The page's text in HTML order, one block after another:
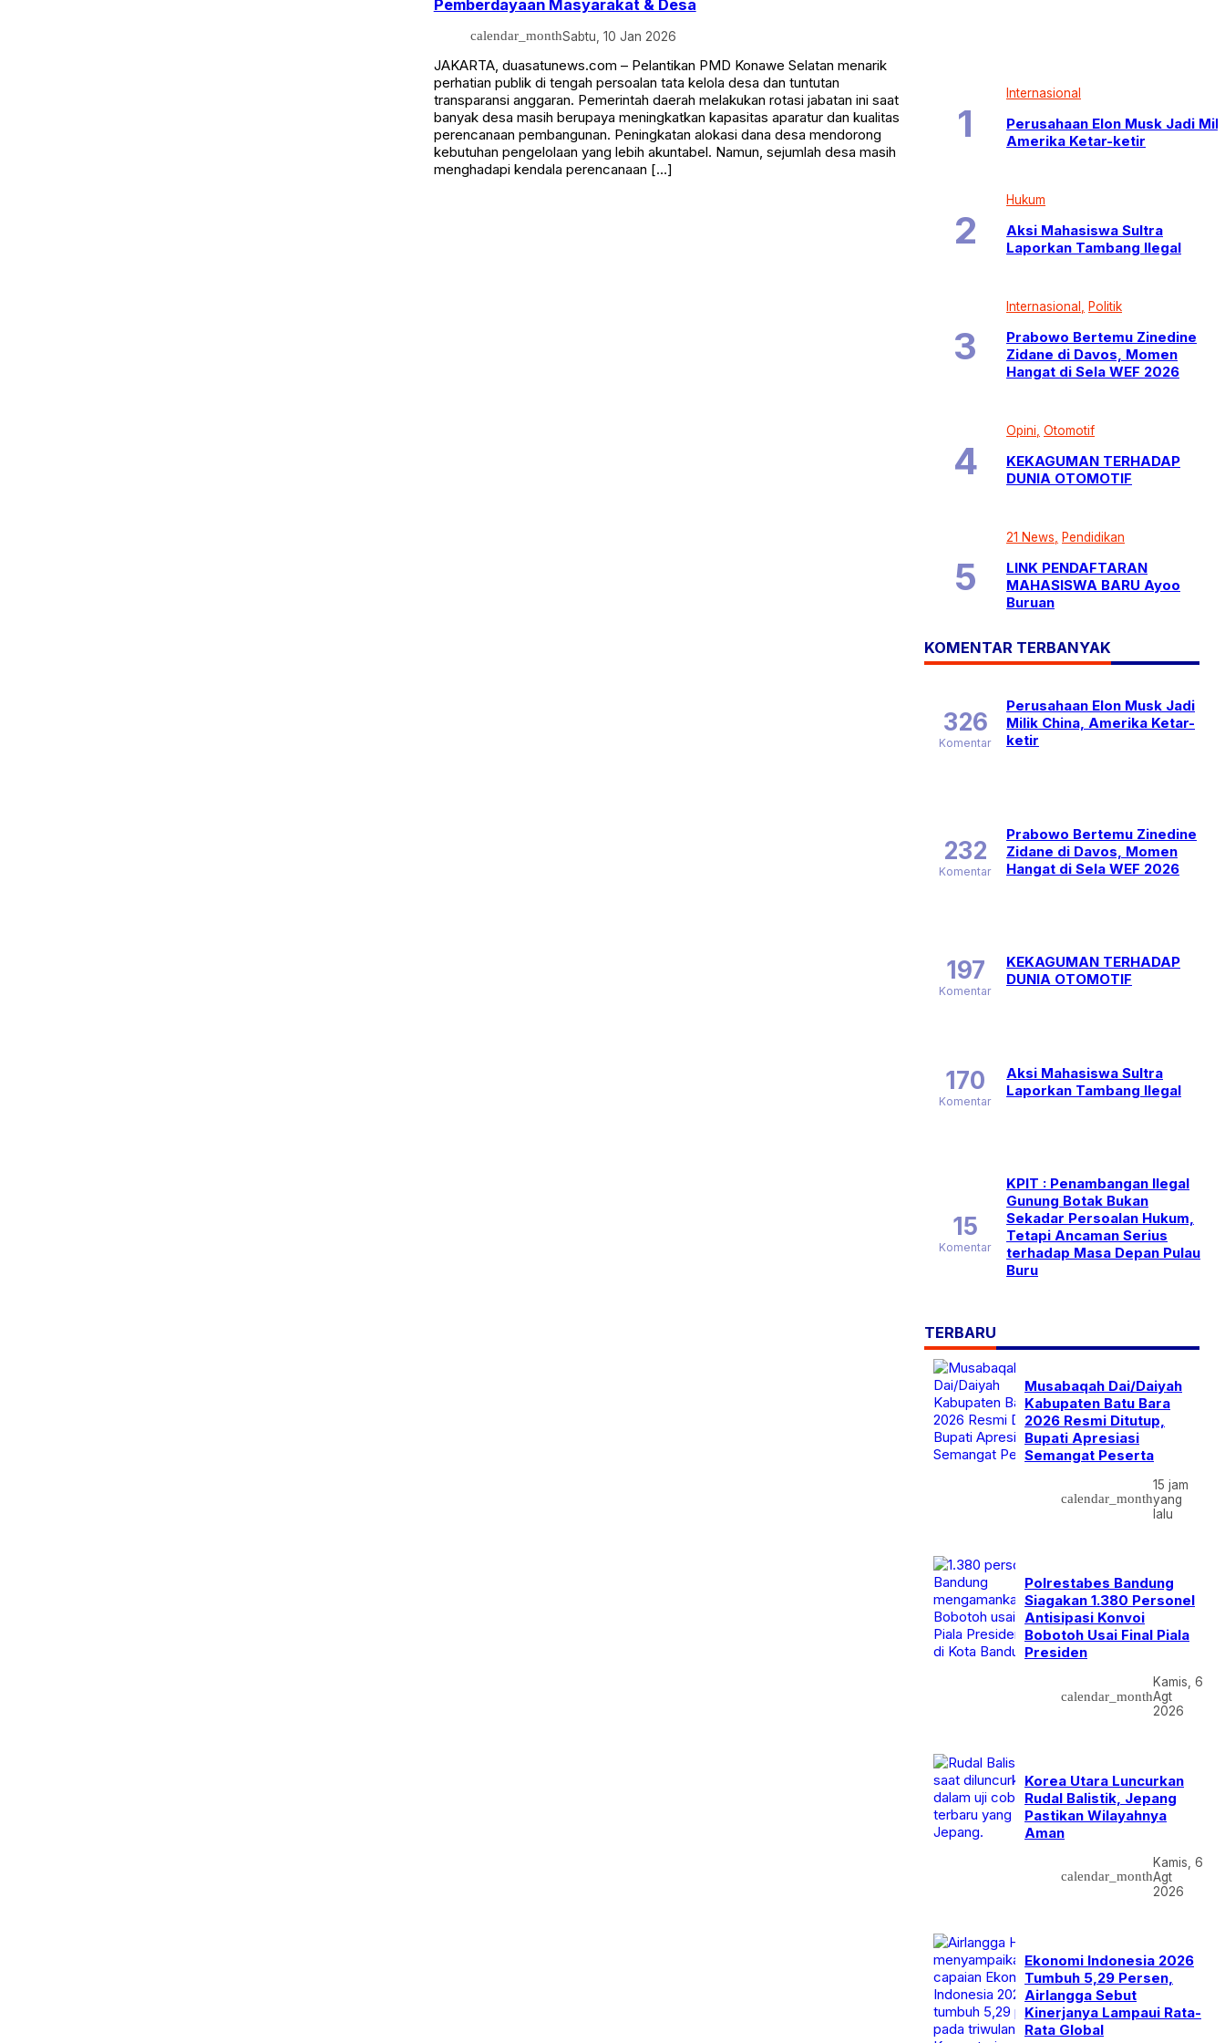
Pemberdayaan Masyarakat & Desa
calendar_monthSabtu, 10 Jan 2026
JAKARTA, duasatunews.com – Pelantikan PMD Konawe Selatan menarik
perhatian publik di tengah persoalan tata kelola desa dan tuntutan
transparansi anggaran. Pemerintah daerah melakukan rotasi jabatan ini saat
banyak desa masih berupaya meningkatkan kapasitas aparatur dan kualitas
perencanaan pembangunan. Peningkatan alokasi dana desa mendorong
kebutuhan pengelolaan yang lebih akuntabel. Namun, sejumlah desa masih
menghadapi kendala perencanaan […]
Internasional
Perusahaan Elon Musk Jadi
Amerika Ketar-ketir
Hukum
Aksi Mahasiswa Sultra
Laporkan Tambang Ilegal
Internasional Politik
Prabowo Bertemu Zinedine
Zidane di Davos, Momen
Hangat di Sela WEF 2026
Opini Otomotif
KEKAGUMAN TERHADAP
DUNIA OTOMOTIF
21 News Pendidikan
LINK PENDAFTARAN
MAHASISWA BARU Ayoo
Buruan
KOMENTAR TERBANYAK
Perusahaan Elon Musk Jadi
Milik China, Amerika Ketar-
ketir
326
Komentar
Prabowo Bertemu Zinedine
Zidane di Davos, Momen
Hangat di Sela WEF 2026
232
Komentar
KEKAGUMAN TERHADAP
DUNIA OTOMOTIF
197
Komentar
Aksi Mahasiswa Sultra
Laporkan Tambang Ilegal
170
Komentar
KPIT : Penambangan Ilegal
Gunung Botak Bukan
Sekadar Persoalan Hukum,
Tetapi Ancaman Serius
terhadap Masa Depan Pulau
Buru
15
Komentar
TERBARU
Musabaqah Dai/Daiyah
Kabupaten Batu Bara
2026 Resmi Ditutup,
Bupati Apresiasi
Semangat Peserta
calendar_month
15 jam
yang
lalu
Polrestabes Bandung
Siagakan 1.380 Personel
Antisipasi Konvoi
Bobotoh Usai Final Piala
Presiden
calendar_month
Kamis, 6
Agt
2026
Korea Utara Luncurkan
Rudal Balistik, Jepang
Pastikan Wilayahnya
Aman
calendar_month
Kamis, 6
Agt
2026
Ekonomi Indonesia 2026
Tumbuh 5,29 Persen,
Airlangga Sebut
Kinerjanya Lampaui Rata-
Rata Global